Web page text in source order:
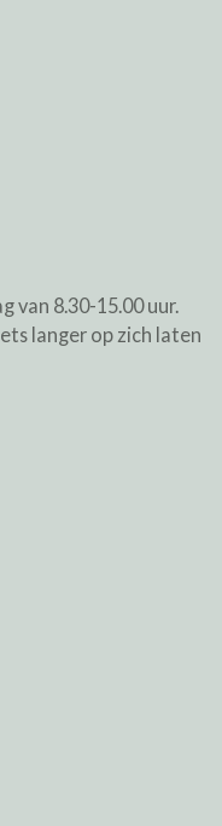
van 8.30-15.00 uur.
langer op zich laten